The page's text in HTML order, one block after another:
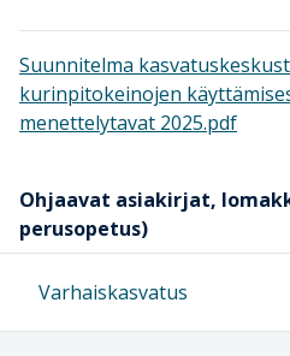
Suunnitelma
kurinpitokeinojen
menettelytavat 2025.pdf
Ohjaavat asiakirjat,
perusopetus)
Varhaiskasvatus